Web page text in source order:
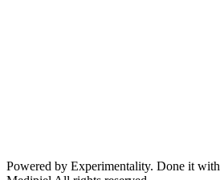
Powered by Experimentality. Done it with